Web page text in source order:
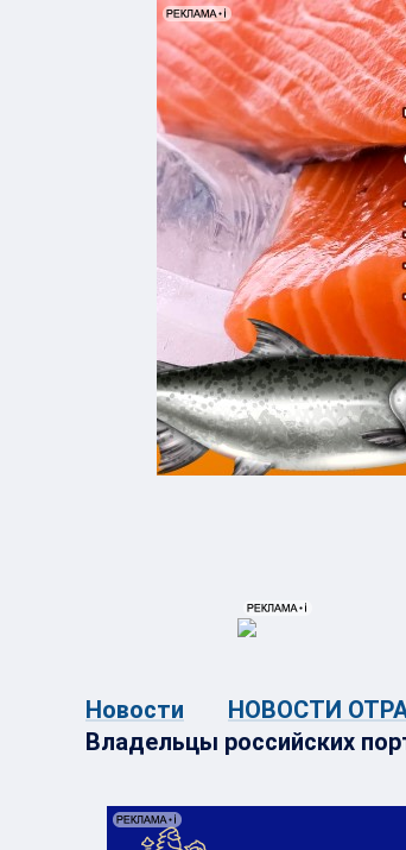
Новости
НОВОСТИ
Владельцы российских